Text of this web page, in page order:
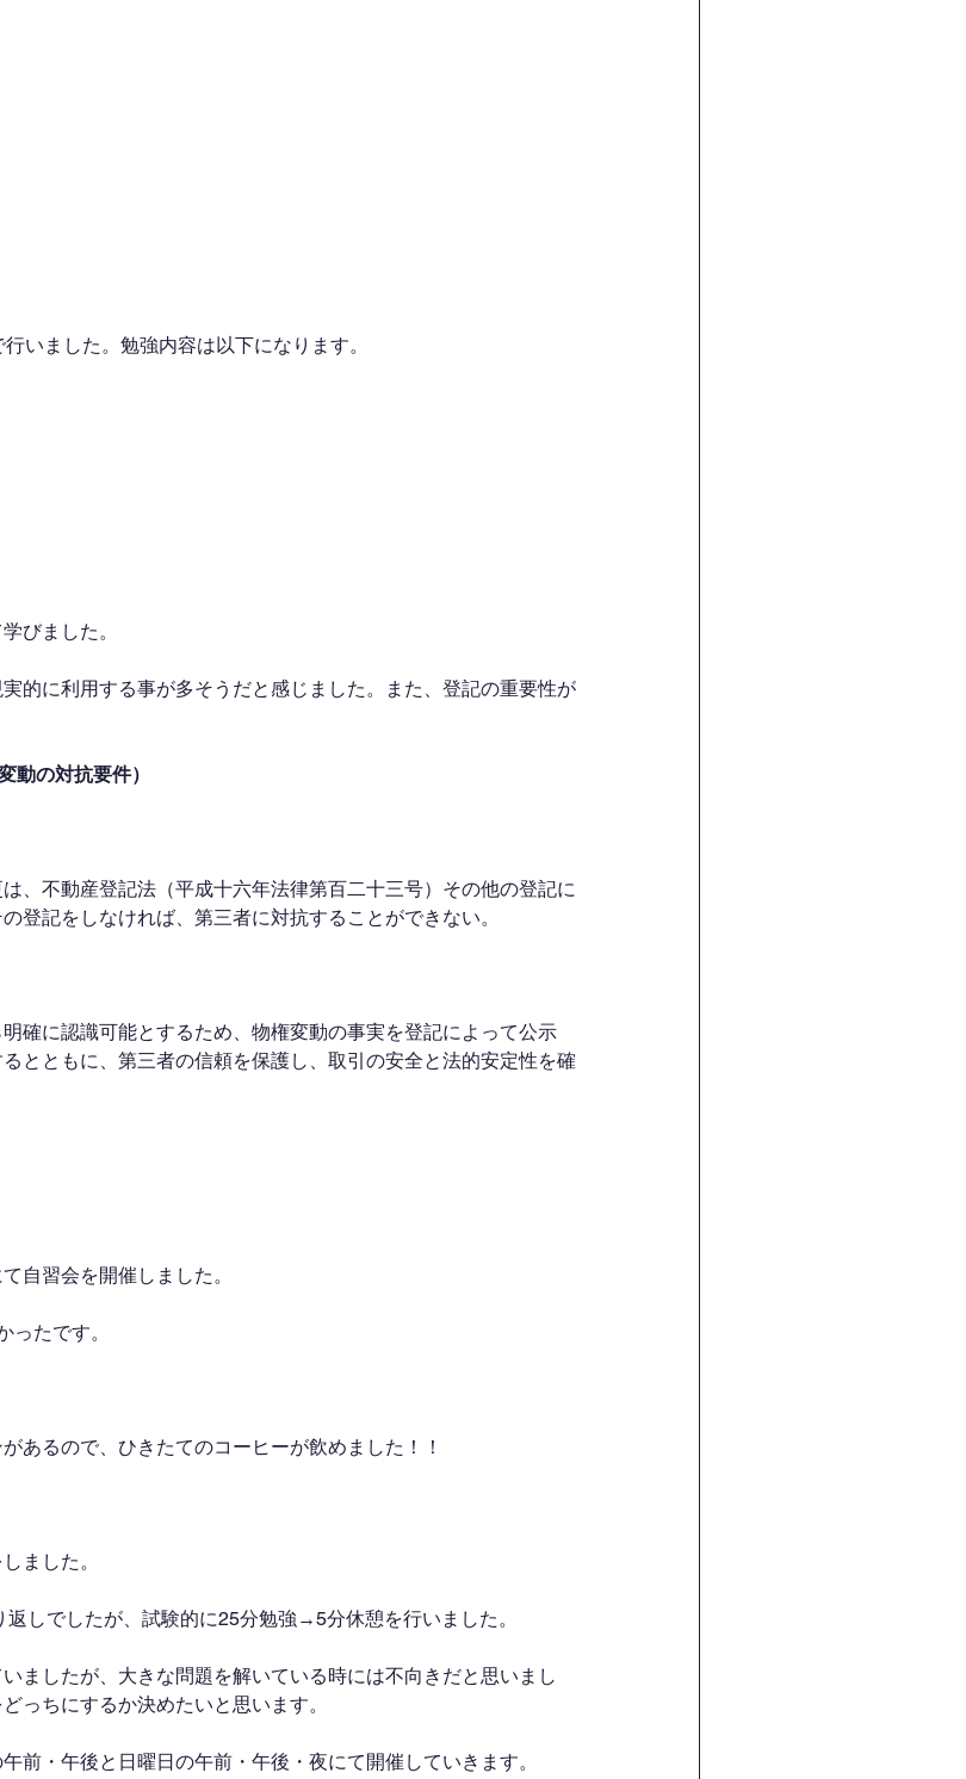
いました。勉強内容は以下になります。
びました。
的に利用する事が多そうだと感じました。また、登記の重要性が
動の対抗要件）
、不動産登記法（平成十六年法律第百二十三号）その他の登記に
登記をしなければ、第三者に対抗することができない。
確に認識可能とするため、物権変動の事実を登記によって公示
とともに、第三者の信頼を保護し、取引の安全と法的安定性を確
自習会を開催しました。
たです。
あるので、ひきたてのコーヒーが飲めました！！
ました。
しでしたが、試験的に25分勉強→5分休憩を行いました。
ましたが、大きな問題を解いている時には不向きだと思いまし
っちにするか決めたいと思います。
前・午後と日曜日の午前・午後・夜にて開催していきます。